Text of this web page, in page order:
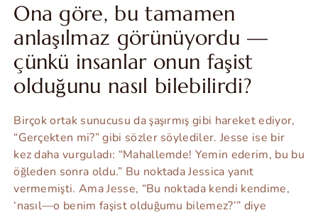
Ona göre, bu tamamen
anlaşılmaz görünüyordu —
çünkü insanlar onun faşist
olduğunu nasıl bilebilirdi?
Birçok ortak sunucusu da şaşırmış gibi hareket ediyor,
“Gerçekten mi?” gibi sözler söylediler. Jesse ise bir
kez daha vurguladı: “Mahallemde! Yemin ederim, bu bu
öğleden sonra oldu.” Bu noktada Jessica yanıt
vermemişti. Ama Jesse, “Bu noktada kendi kendime,
‘nasıl—o benim faşist olduğumu bilemez?’” diye